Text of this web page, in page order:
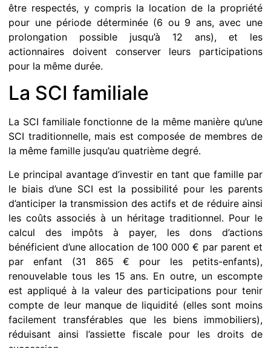
être respectés, y compris la location de la propriété
pour une période déterminée (6 ou 9 ans, avec une
prolongation possible jusqu’à 12 ans), et les
actionnaires doivent conserver leurs participations
pour la même durée.
La SCI familiale
La SCI familiale fonctionne de la même manière qu’une
SCI traditionnelle, mais est composée de membres de
la même famille jusqu’au quatrième degré.
Le principal avantage d’investir en tant que famille par
le biais d’une SCI est la possibilité pour les parents
d’anticiper la transmission des actifs et de réduire ainsi
les coûts associés à un héritage traditionnel. Pour le
calcul des impôts à payer, les dons d’actions
bénéficient d’une allocation de 100 000 € par parent et
par enfant (31 865 € pour les petits-enfants),
renouvelable tous les 15 ans. En outre, un escompte
est appliqué à la valeur des participations pour tenir
compte de leur manque de liquidité (elles sont moins
facilement transférables que les biens immobiliers),
réduisant ainsi l’assiette fiscale pour les droits de